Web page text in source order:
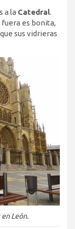
a la Catedral.
fuera es bonita,
sus vidrieras
León.